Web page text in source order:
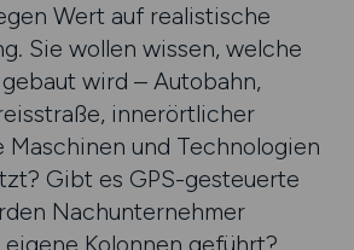
Wert auf realistische
Sie wollen wissen, welche
wird – Autobahn,
innerörtlicher
Maschinen und Technologien
Gibt es GPS-gesteuerte
Nachunternehmer
Kolonnen geführt?